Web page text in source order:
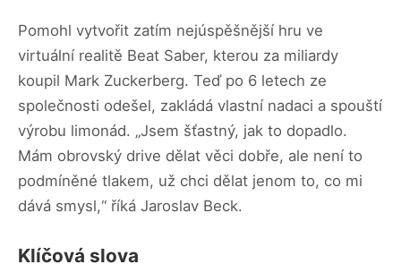
Pomohl vytvořit zatím nejúspěšnější hru ve
virtuální realitě Beat Saber, kterou za miliardy
koupil Mark Zuckerberg. Teď po 6 letech ze
společnosti odešel, zakládá vlastní nadaci a spouští
výrobu limonád. „Jsem šťastný, jak to dopadlo.
Mám obrovský drive dělat věci dobře, ale není to
podmíněné tlakem, už chci dělat jenom to, co mi
dává smysl,“ říká Jaroslav Beck.
Klíčová slova